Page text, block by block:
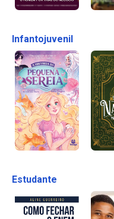
Infantojuvenil
Estudante